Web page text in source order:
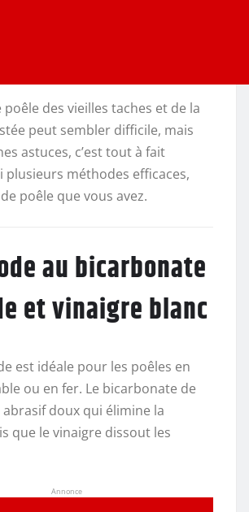
des vieilles taches et de la
peut sembler difficile, mais
astuces, c’est tout à fait
plusieurs méthodes efficaces,
poêle que vous avez.
au bicarbonate
et vinaigre blanc
est idéale pour les poêles en
ou en fer. Le bicarbonate de
doux qui élimine la
que le vinaigre dissout les
Annonce